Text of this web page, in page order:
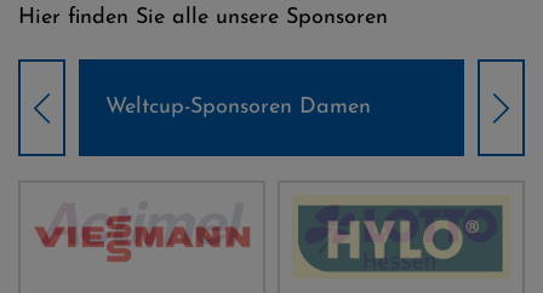
Hier finden Sie alle unsere Sponsoren
Weltcup-Sponsoren Damen